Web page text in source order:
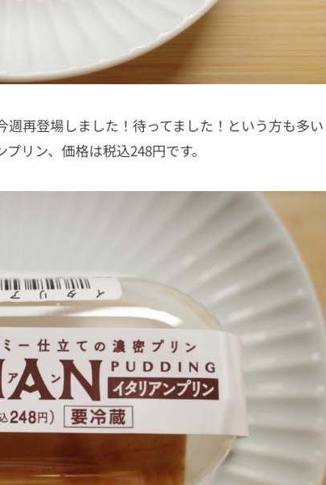
再登場しました！待ってました！という方も多い
リン、価格は税込248円です。